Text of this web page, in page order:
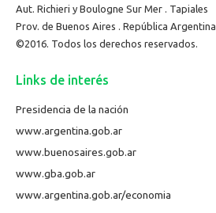
Aut. Richieri y Boulogne Sur Mer . Tapiales
Prov. de Buenos Aires . República Argentina
©2016. Todos los derechos reservados.
Links de interés
Presidencia de la nación
www.argentina.gob.ar
www.buenosaires.gob.ar
www.gba.gob.ar
www.argentina.gob.ar/economia